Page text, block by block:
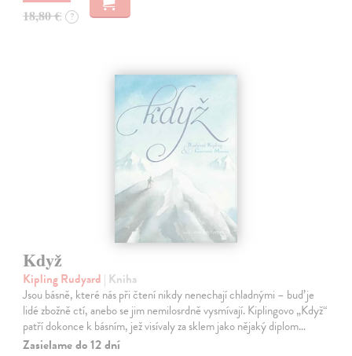
18,80 € ?
Když
Kipling Rudyard | Kniha
Jsou básně, které nás při čtení nikdy nenechají chladnými – buď je
lidé zbožně ctí, anebo se jim nemilosrdně vysmívají. Kiplingovo „Když“
patří dokonce k básním, jež visívaly za sklem jako nějaký diplom…
Zasielame do 12 dní